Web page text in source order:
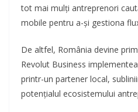
tot mai mulți antreprenori
mobile pentru a-și gestiona
De altfel, România devine
Revolut Business
printr-un partener local,
potențialul ecosistemului